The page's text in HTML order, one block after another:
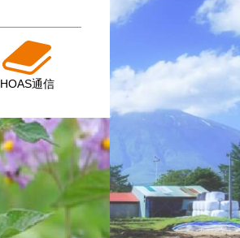
HOAS通信